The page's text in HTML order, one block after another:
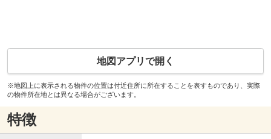
地図アプリで開く
※地図上に表示される物件の位置は付近住所に所在することを表すものであり、実際
の物件所在地とは異なる場合がございます。
特徴